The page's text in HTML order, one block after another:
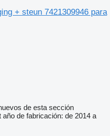
+ steun 7421309946 para
de esta sección
año de fabricación: de 2014 a